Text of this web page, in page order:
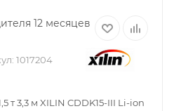
12 месяцев
1017204
т 3,3 м XILIN CDDK15-III Li-ion